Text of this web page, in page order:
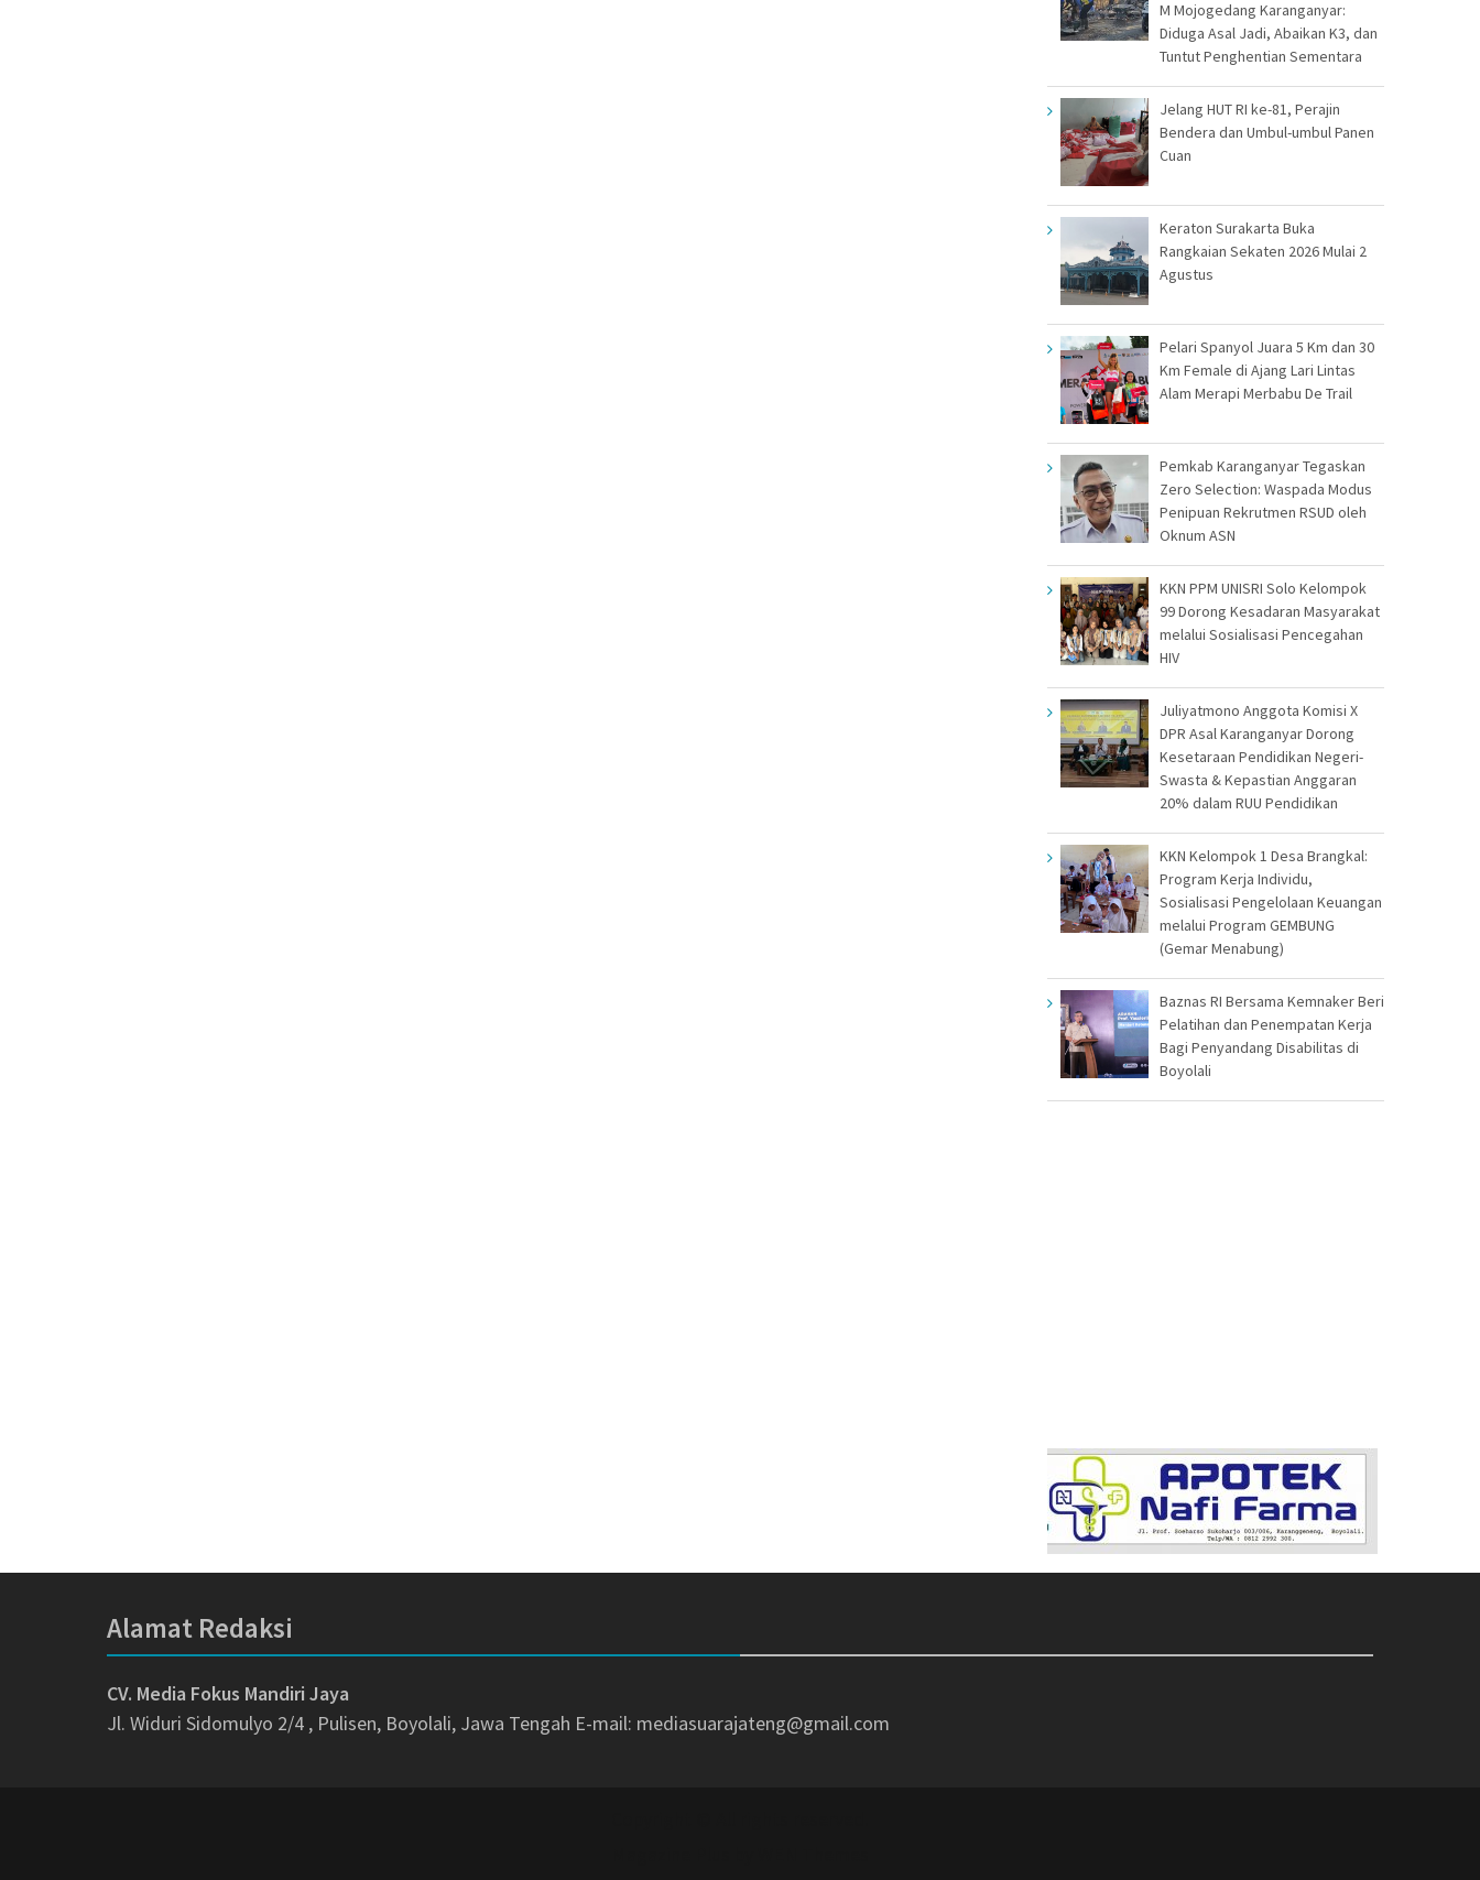
M Mojogedang Karanganyar:
Diduga Asal Jadi, Abaikan K3, dan
Tuntut Penghentian Sementara
Jelang HUT RI ke-81, Perajin
Bendera dan Umbul-umbul Panen
Cuan
Keraton Surakarta Buka
Rangkaian Sekaten 2026 Mulai 2
Agustus
Pelari Spanyol Juara 5 Km dan 30
Km Female di Ajang Lari Lintas
Alam Merapi Merbabu De Trail
Pemkab Karanganyar Tegaskan
Zero Selection: Waspada Modus
Penipuan Rekrutmen RSUD oleh
Oknum ASN
KKN PPM UNISRI Solo Kelompok
99 Dorong Kesadaran Masyarakat
melalui Sosialisasi Pencegahan
HIV
Juliyatmono Anggota Komisi X
DPR Asal Karanganyar Dorong
Kesetaraan Pendidikan Negeri-
Swasta & Kepastian Anggaran
20% dalam RUU Pendidikan
KKN Kelompok 1 Desa Brangkal:
Program Kerja Individu,
Sosialisasi Pengelolaan Keuangan
melalui Program GEMBUNG
(Gemar Menabung)
Baznas RI Bersama Kemnaker Beri
Pelatihan dan Penempatan Kerja
Bagi Penyandang Disabilitas di
Boyolali
Alamat Redaksi
CV. Media Fokus Mandiri Jaya
Jl. Widuri Sidomulyo 2/4 , Pulisen, Boyolali, Jawa Tengah E-mail: mediasuarajateng@gmail.com